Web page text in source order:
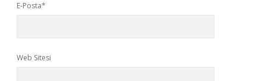
E-Posta*
Web Sitesi